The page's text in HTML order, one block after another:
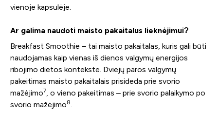
vienoje kapsulėje.
Ar galima naudoti maisto pakaitalus lieknėjimui?
Breakfast Smoothie – tai maisto pakaitalas, kuris gali būti
naudojamas kaip vienas iš dienos valgymų energijos
ribojimo dietos kontekste. Dviejų paros valgymų
pakeitimas maisto pakaitalais prisideda prie svorio
mažėjimo7, o vieno pakeitimas – prie svorio palaikymo po
svorio mažėjimo8